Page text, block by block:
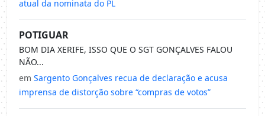
atual da nominata do PL
POTIGUAR
BOM DIA XERIFE, ISSO QUE O SGT GONÇALVES FALOU
NÃO...
em Sargento Gonçalves recua de declaração e acusa
imprensa de distorção sobre “compras de votos”